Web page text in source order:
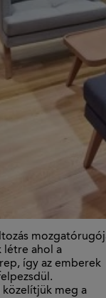
létre ahol a
így az emberek
közelítjük meg a